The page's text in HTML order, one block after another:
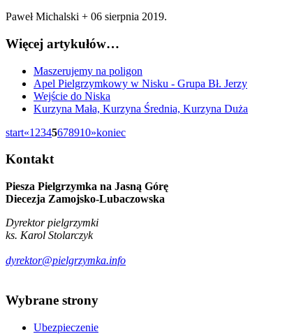
Paweł Michalski + 06 sierpnia 2019.
Więcej artykułów…
Maszerujemy na poligon
Apel Pielgrzymkowy w Nisku - Grupa Bł. Jerzy
Wejście do Niska
Kurzyna Mała, Kurzyna Średnia, Kurzyna Duża
start«1 2345678910»koniec
Kontakt
Piesza Pielgrzymka na Jasną Górę
Diecezja Zamojsko-Lubaczowska
Dyrektor pielgrzymki
ks. Karol Stolarczyk
dyrektor@pielgrzymka.info
Wybrane strony
Ubezpieczenie